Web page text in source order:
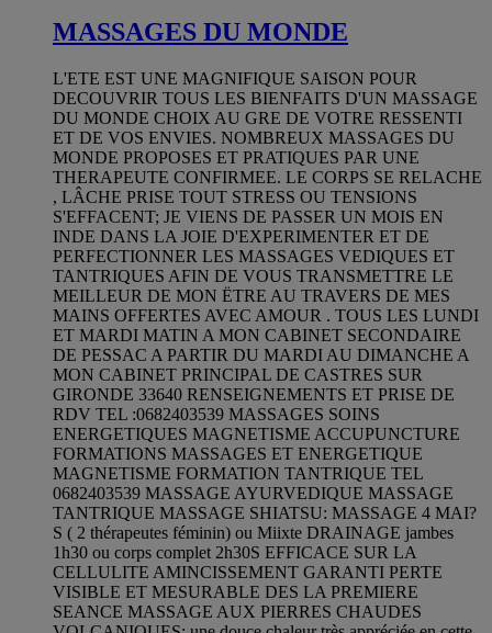
MASSAGES DU MONDE
L'ETE EST UNE MAGNIFIQUE SAISON POUR
DECOUVRIR TOUS LES BIENFAITS D'UN MASSAGE
DU MONDE CHOIX AU GRE DE VOTRE RESSENTI
ET DE VOS ENVIES. NOMBREUX MASSAGES DU
MONDE PROPOSES ET PRATIQUES PAR UNE
THERAPEUTE CONFIRMEE. LE CORPS SE RELACHE
, LÂCHE PRISE TOUT STRESS OU TENSIONS
S'EFFACENT; JE VIENS DE PASSER UN MOIS EN
INDE DANS LA JOIE D'EXPERIMENTER ET DE
PERFECTIONNER LES MASSAGES VEDIQUES ET
TANTRIQUES AFIN DE VOUS TRANSMETTRE LE
MEILLEUR DE MON ËTRE AU TRAVERS DE MES
MAINS OFFERTES AVEC AMOUR . TOUS LES LUNDI
ET MARDI MATIN A MON CABINET SECONDAIRE
DE PESSAC A PARTIR DU MARDI AU DIMANCHE A
MON CABINET PRINCIPAL DE CASTRES SUR
GIRONDE 33640 RENSEIGNEMENTS ET PRISE DE
RDV TEL :0682403539 MASSAGES SOINS
ENERGETIQUES MAGNETISME ACCUPUNCTURE
FORMATIONS MASSAGES ET ENERGETIQUE
MAGNETISME FORMATION TANTRIQUE TEL
0682403539 MASSAGE AYURVEDIQUE MASSAGE
TANTRIQUE MASSAGE SHIATSU: MASSAGE 4 MAI?
S ( 2 thérapeutes féminin) ou Miixte DRAINAGE jambes
1h30 ou corps complet 2h30S EFFICACE SUR LA
CELLULITE AMINCISSEMENT GARANTI PERTE
VISIBLE ET MESURABLE DES LA PREMIERE
SEANCE MASSAGE AUX PIERRES CHAUDES